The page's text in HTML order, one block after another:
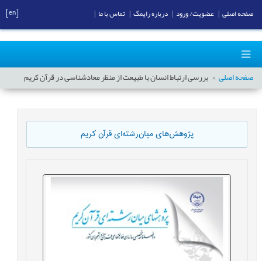
صفحه اصلی بررسی ارتباط انسان با طبیعت از منظر معادشناسی در قرآن کریم
پژوهش‌های میان‌رشته‌ای قرآن کریم
صفحه اصلی عضویت/ ورود درباره رایمگ تماس با ما